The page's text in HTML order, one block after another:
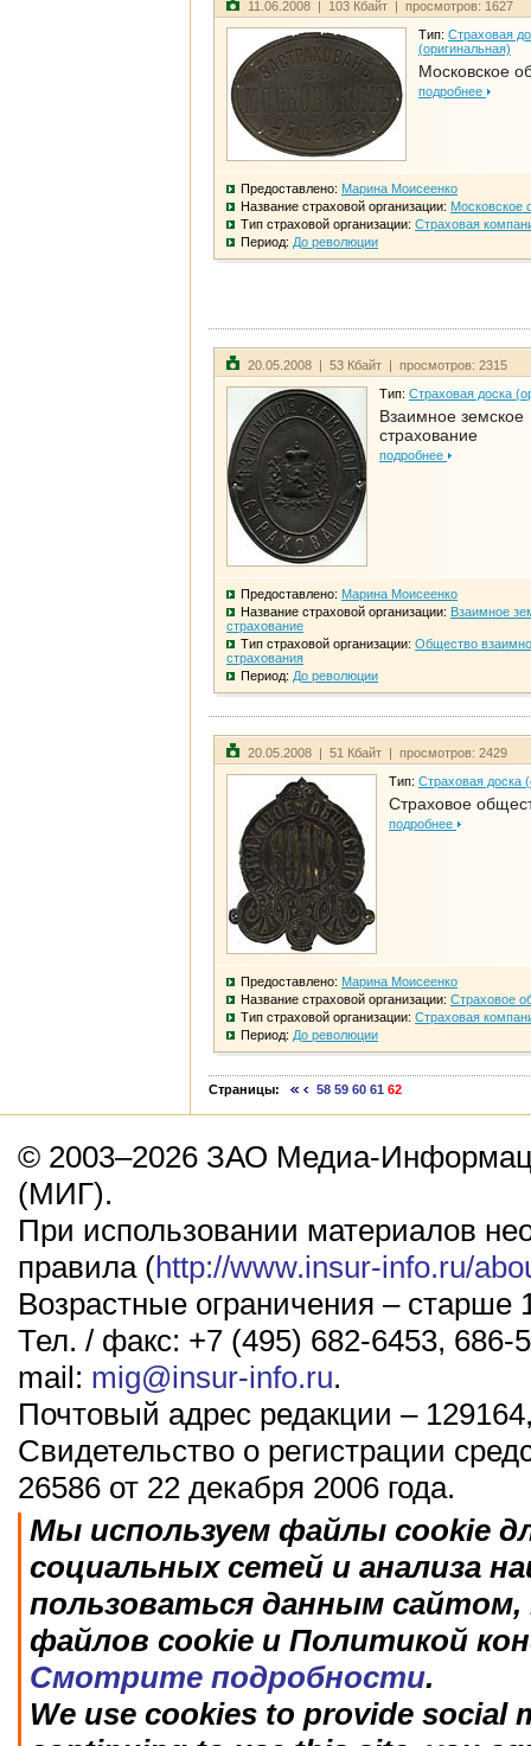
11.06.2008 | 103 Кбайт | просмотров: 1627
Тип: Страховая
(оригинальная)
Московское
подробнее
Предоставлено: Марина Моисеенко
Название страховой организации: Московское
Тип страховой организации: Страховая
Период: До революции
20.05.2008 | 53 Кбайт | просмотров: 2315
Тип: Страховая доска
Взаимное земское
страхование
подробнее
Предоставлено: Марина Моисеенко
Название страховой организации: Взаимное
страхование
Тип страховой организации: Общество
страхования
Период: До революции
20.05.2008 | 51 Кбайт | просмотров: 2429
Тип: Страховая доска
Страховое
подробнее
Предоставлено: Марина Моисеенко
Название страховой организации: Страховое
Тип страховой организации: Страховая
Период: До революции
Страницы: 58 59 60 61 62
© 2003–2026 ЗАО Медиа-
(МИГ).
При использовании материалов
правила (http://www.insur-info.ru/
Возрастные ограничения – старше
Тел. / факс: +7 (495) 682-6453, 686-
mail: mig@insur-info.ru.
Почтовый адрес редакции –
Свидетельство о регистрации
26586 от 22 декабря 2006 года.
Мы используем файлы cookie
социальных сетей и анализа
пользоваться данным
файлов cookie и Политикой
Смотрите подробности.
We use cookies to provide social